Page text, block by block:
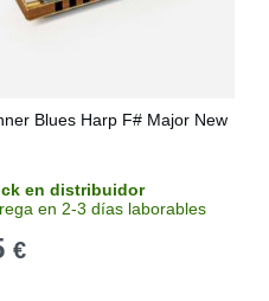
Blues Harp F# Major New
en distribuidor
en 2-3 días laborables
€